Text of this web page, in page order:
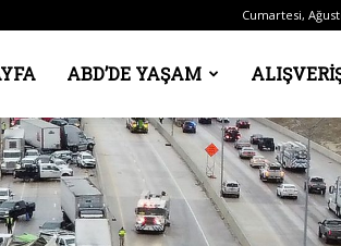
Cumartesi,
ABD’DE YAŞAM